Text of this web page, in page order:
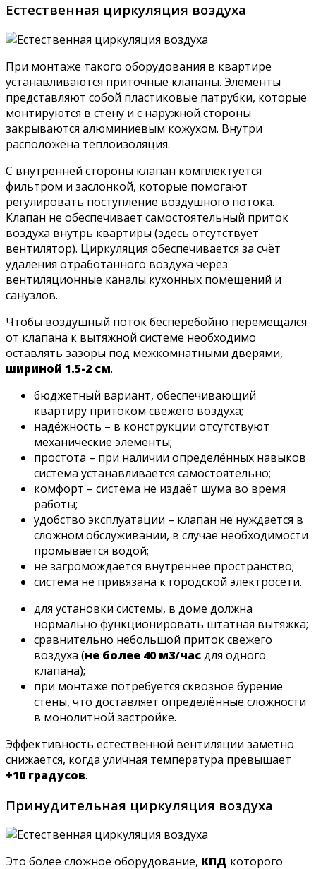
Естественная циркуляция воздуха
При монтаже такого оборудования в квартире
устанавливаются приточные клапаны. Элементы
представляют собой пластиковые патрубки, которые
монтируются в стену и с наружной стороны
закрываются алюминиевым кожухом. Внутри
расположена теплоизоляция.
С внутренней стороны клапан комплектуется
фильтром и заслонкой, которые помогают
регулировать поступление воздушного потока.
Клапан не обеспечивает самостоятельный приток
воздуха внутрь квартиры (здесь отсутствует
вентилятор). Циркуляция обеспечивается за счёт
удаления отработанного воздуха через
вентиляционные каналы кухонных помещений и
санузлов.
Чтобы воздушный поток бесперебойно перемещался
от клапана к вытяжной системе необходимо
оставлять зазоры под межкомнатными дверями,
шириной 1.5-2 см.
бюджетный вариант, обеспечивающий
квартиру притоком свежего воздуха;
надёжность – в конструкции отсутствуют
механические элементы;
простота – при наличии определённых навыков
система устанавливается самостоятельно;
комфорт – система не издаёт шума во время
работы;
удобство эксплуатации – клапан не нуждается в
сложном обслуживании, в случае необходимости
промывается водой;
не загромождается внутреннее пространство;
система не привязана к городской электросети.
для установки системы, в доме должна
нормально функционировать штатная вытяжка;
сравнительно небольшой приток свежего
воздуха (не более 40 м3/часдля одного
клапана);
при монтаже потребуется сквозное бурение
стены, что доставляет определённые сложности
в монолитной застройке.
Эффективность естественной вентиляции заметно
снижается, когда уличная температура превышает
+10 градусов.
Принудительная циркуляция воздуха
Это более сложное оборудование, КПД которого